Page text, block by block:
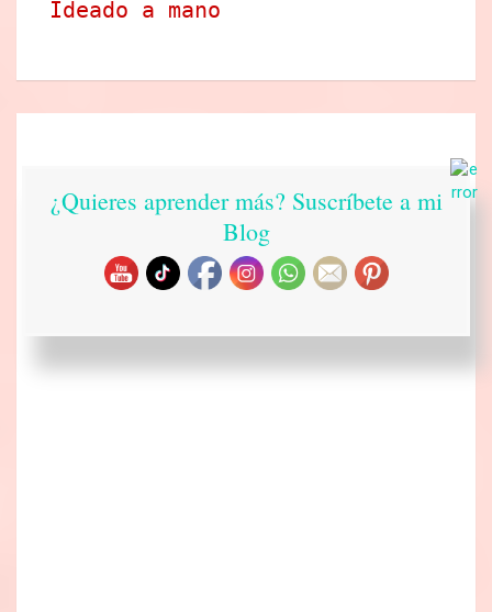
Ideado a mano
¿Quieres aprender más? Suscríbete a mi
Blog